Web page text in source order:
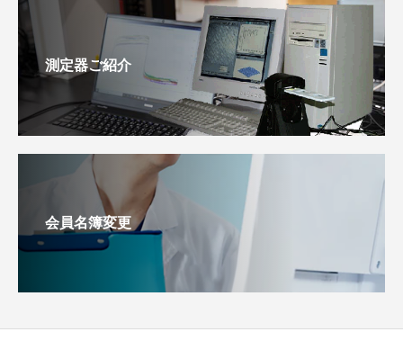
測定器ご紹介
会員名簿変更